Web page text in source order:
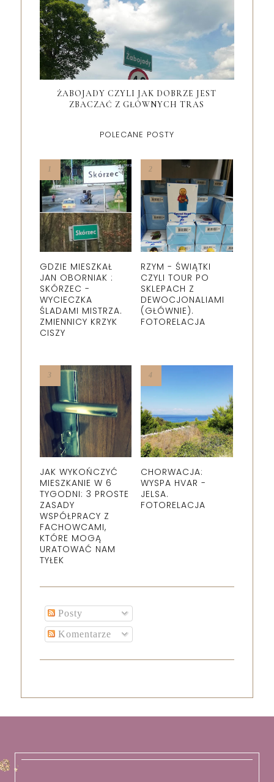
ŻABOJADY CZYLI JAK DOBRZE JEST
ZBACZAĆ Z GŁÓWNYCH TRAS
POLECANE POSTY
GDZIE MIESZKAŁ
JAN OBORNIAK :
SKÓRZEC -
WYCIECZKA
ŚLADAMI MISTRZA.
ZMIENNICY KRZYK
CISZY
RZYM - ŚWIĄTKI
CZYLI TOUR PO
SKLEPACH Z
DEWOCJONALIAMI
(GŁÓWNIE).
FOTORELACJA
JAK WYKOŃCZYĆ
MIESZKANIE W 6
TYGODNI: 3 PROSTE
ZASADY
WSPÓŁPRACY Z
FACHOWCAMI,
KTÓRE MOGĄ
URATOWAĆ NAM
TYŁEK
CHORWACJA:
WYSPA HVAR -
JELSA.
FOTORELACJA
Posty
Komentarze